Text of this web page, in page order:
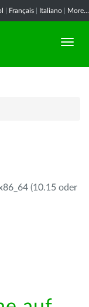
Français Italiano More...
(10.15 oder